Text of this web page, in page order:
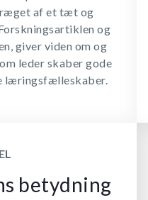
af et tæt og
og
giver viden om og
leder skaber gode
læringsfælleskaber.
betydning